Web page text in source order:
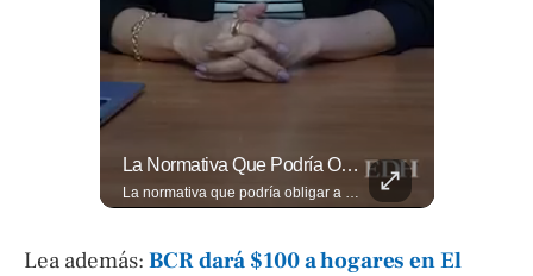
La Normativa Que Podría Obligar A Miles De Solicitantes A Salir De Estados Unidos Para Tramitar Su Residencia En Sus Países De Origen Sigue Vigente.
La normativa que podría obligar a miles de solicitantes a salir de Estados Unidos para tramitar su residencia en sus países de origen sigue vigente. ¿A quiénes podría afectar? Sandra Guevara lo explica. Más información en ➡️ eldiariodehoy.com #Migración #residenciapermanente #USA
Lea además:BCR dará $100 a hogares en El